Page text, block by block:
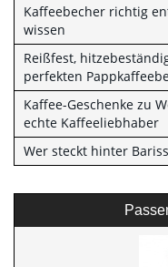
Kaffeebecher richtig
wissen
Reißfest,
perfekten
Kaffee-Geschenke zu
echte Kaffeeliebhaber
Wer steckt hinter